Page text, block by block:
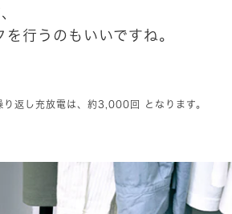
行うのもいいですね。
し充放電は、約3,000回 となります。